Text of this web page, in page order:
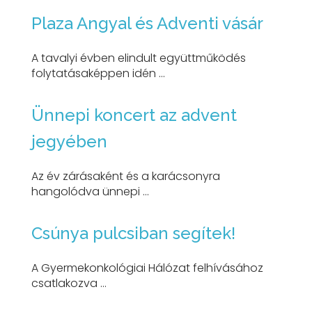
Plaza Angyal és Adventi vásár
A tavalyi évben elindult együttműködés
folytatásaképpen idén ...
Ünnepi koncert az advent
jegyében
Az év zárásaként és a karácsonyra
hangolódva ünnepi ...
Csúnya pulcsiban segítek!
A Gyermekonkológiai Hálózat felhívásához
csatlakozva ...